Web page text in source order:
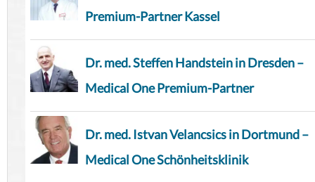
Premium-Partner Kassel
Dr. med. Steffen Handstein in Dresden –
Medical One Premium-Partner
Dr. med. Istvan Velancsics in Dortmund –
Medical One Schönheitsklinik